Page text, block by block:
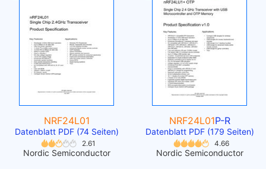
NRF24L01
Datenblatt PDF (74 Seiten)
2.61
Nordic Semiconductor
NRF24L01P-R
Datenblatt PDF (179 Seiten)
4.66
Nordic Semiconductor